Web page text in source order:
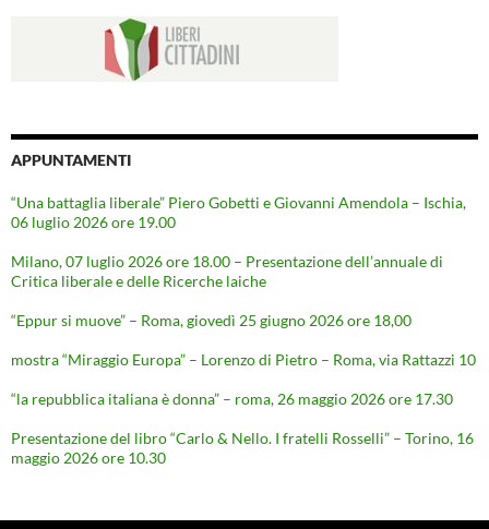
APPUNTAMENTI
“Una battaglia liberale” Piero Gobetti e Giovanni Amendola – Ischia,
06 luglio 2026 ore 19.00
Milano, 07 luglio 2026 ore 18.00 – Presentazione dell’annuale di
Critica liberale e delle Ricerche laiche
“Eppur si muove” – Roma, giovedì 25 giugno 2026 ore 18,00
mostra “Miraggio Europa” – Lorenzo di Pietro – Roma, via Rattazzi 10
“la repubblica italiana è donna” – roma, 26 maggio 2026 ore 17.30
Presentazione del libro “Carlo & Nello. I fratelli Rosselli” – Torino, 16
maggio 2026 ore 10.30